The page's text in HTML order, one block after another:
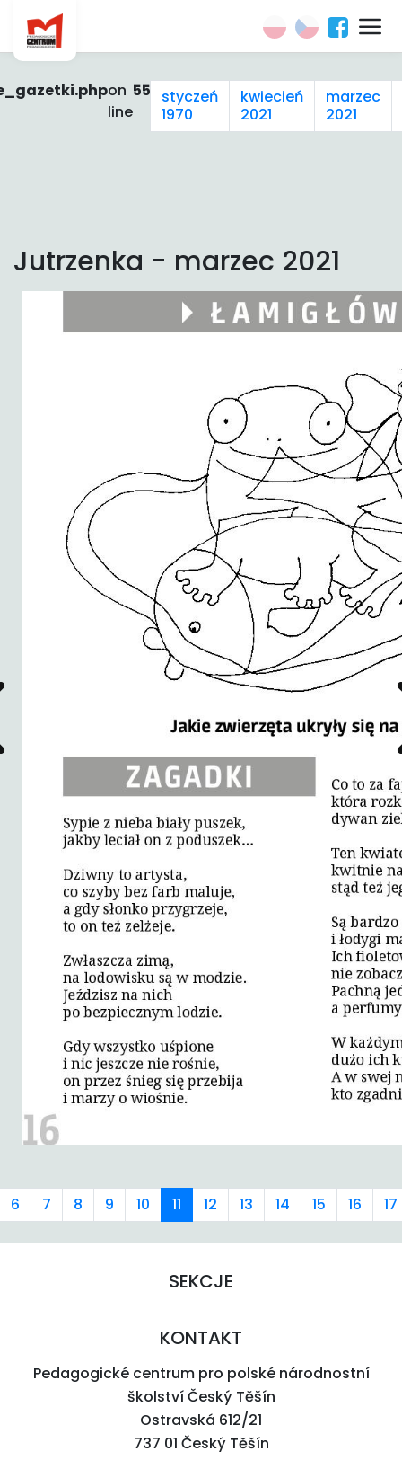
on
line
55
styczeń
1970
kwiecień
2021
marzec
2021
Jutrzenka - marzec 2021
6 7 8 9 10 11 12 13 14 15 16 17
SEKCJE
KONTAKT
Pedagogické centrum pro polské národnostní
školství Český Těšín
Ostravská 612/21
737 01 Český Těšín